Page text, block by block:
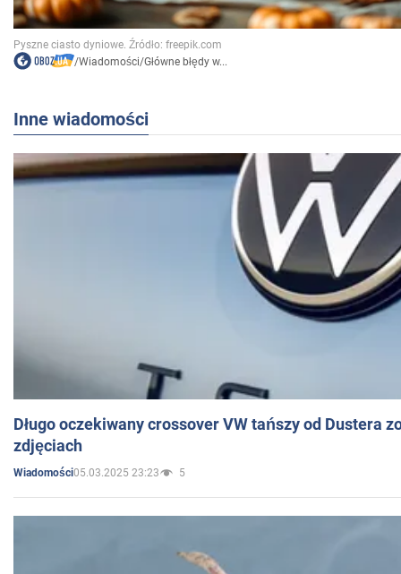
/Wiadomości/Główne błędy w...
Inne wiadomości
Długo oczekiwany crossover VW tańszy od Dustera
zdjęciach
Wiadomości05.03.2025 23:23 5